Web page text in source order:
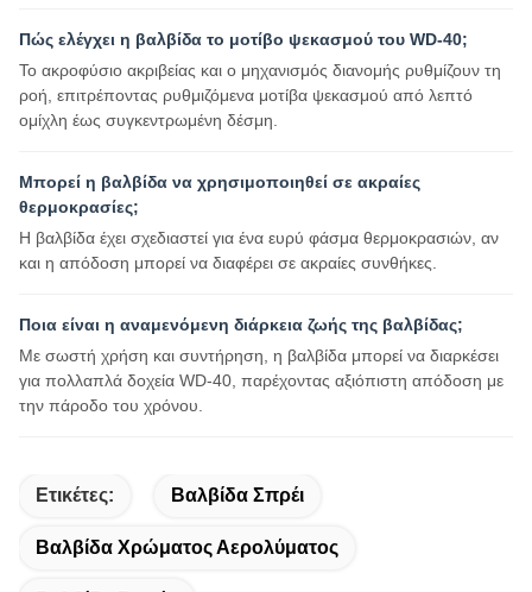
Πώς ελέγχει η βαλβίδα το μοτίβο ψεκασμού του WD-40;
Το ακροφύσιο ακριβείας και ο μηχανισμός διανομής ρυθμίζουν τη
ροή, επιτρέποντας ρυθμιζόμενα μοτίβα ψεκασμού από λεπτό
ομίχλη έως συγκεντρωμένη δέσμη.
Μπορεί η βαλβίδα να χρησιμοποιηθεί σε ακραίες
θερμοκρασίες;
Η βαλβίδα έχει σχεδιαστεί για ένα ευρύ φάσμα θερμοκρασιών, αν
και η απόδοση μπορεί να διαφέρει σε ακραίες συνθήκες.
Ποια είναι η αναμενόμενη διάρκεια ζωής της βαλβίδας;
Με σωστή χρήση και συντήρηση, η βαλβίδα μπορεί να διαρκέσει
για πολλαπλά δοχεία WD-40, παρέχοντας αξιόπιστη απόδοση με
την πάροδο του χρόνου.
Ετικέτες: Βαλβίδα Σπρέι
Βαλβίδα Χρώματος Αερολύματος